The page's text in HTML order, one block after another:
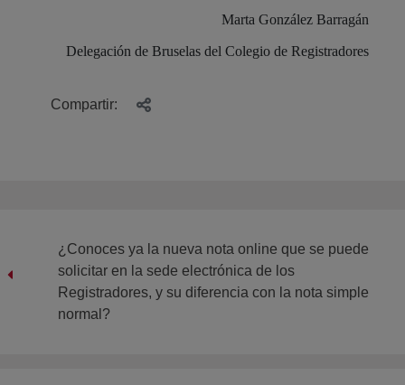
Marta González Barragán
Delegación de Bruselas del Colegio de Registradores
Compartir:
¿Conoces ya la nueva nota online que se puede
solicitar en la sede electrónica de los
Registradores, y su diferencia con la nota simple
normal?